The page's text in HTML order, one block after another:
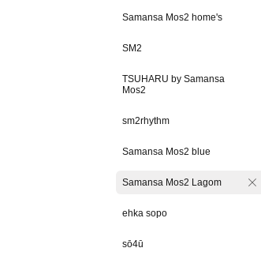
Samansa Mos2 home's
SM2
TSUHARU by Samansa
Mos2
sm2rhythm
Samansa Mos2 blue
Samansa Mos2 Lagom
ehka sopo
sō4ū